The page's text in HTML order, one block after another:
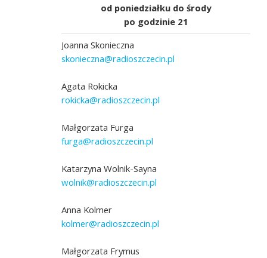
od poniedziałku do środy
po godzinie 21
Joanna Skonieczna
skonieczna@radioszczecin.pl
Agata Rokicka
rokicka@radioszczecin.pl
Małgorzata Furga
furga@radioszczecin.pl
Katarzyna Wolnik-Sayna
wolnik@radioszczecin.pl
Anna Kolmer
kolmer@radioszczecin.pl
Małgorzata Frymus